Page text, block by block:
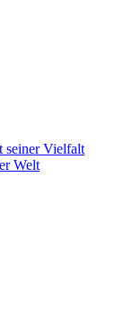
seiner Vielfalt
Welt